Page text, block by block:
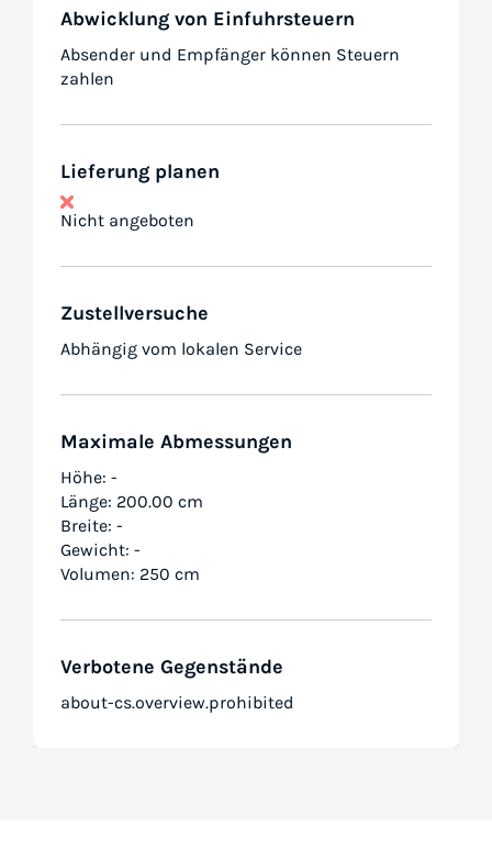
Abwicklung von Einfuhrsteuern
Absender und Empfänger können Steuern
zahlen
Lieferung planen
Nicht angeboten
Zustellversuche
Abhängig vom lokalen Service
Maximale Abmessungen
Höhe: -
Länge: 200.00 cm
Breite: -
Gewicht: -
Volumen: 250 cm
Verbotene Gegenstände
about-cs.overview.prohibited